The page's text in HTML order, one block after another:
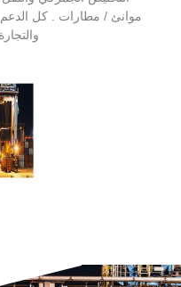
موانئ / مطارات . كل